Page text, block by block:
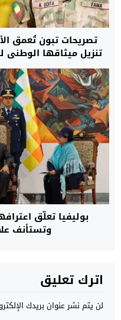
تصريحات تبون تُعمق
تنزيل ميثاقها الوطني
بوليفيا تعلّق
وتستأنف
اترك تعليق
لن يتم نشر عنوان بريدك